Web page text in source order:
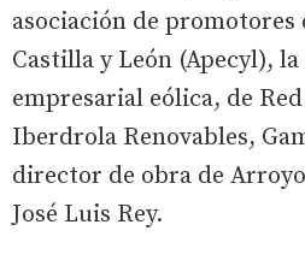
asociación de promotores
Castilla y León (Apecyl),
empresarial eólica, de
Iberdrola Renovables,
director de obra de
José Luis Rey.